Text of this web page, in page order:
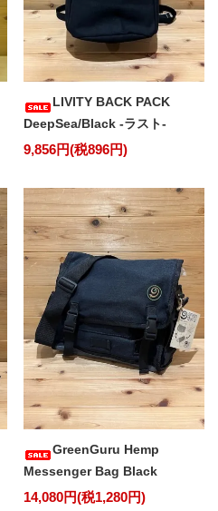
LIVITY BACK PACK
DeepSea/Black -ラスト-
9,856円(税896円)
GreenGuru Hemp
Messenger Bag Black
14,080円(税1,280円)